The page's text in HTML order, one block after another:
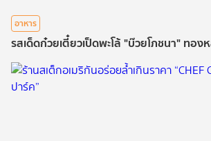
อาหาร
รสเด็ดก๋วยเตี๋ยวเป็ดพะโล้ "บ๊วยโภชนา" ทอง